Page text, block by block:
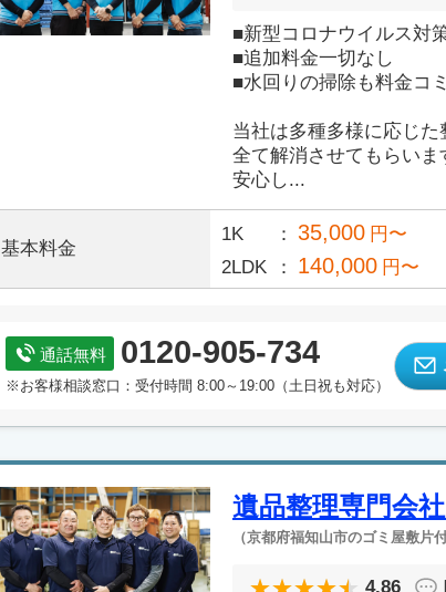
■新型コロナウイルス対
■追加料金一切なし
■水回りの掃除も料金コ
当社は多種多様に応じ
全て解消させてもらいま
安心し...
基本料金
1K 35,000 円〜
2LDK
140,000 円〜
通話無料 0120-905-734
※お客様相談窓口：受付時間 8:00～19:00（土日祝も対応）
遺品整理専門会
（京都府福知山市のゴミ屋敷片付
4.86